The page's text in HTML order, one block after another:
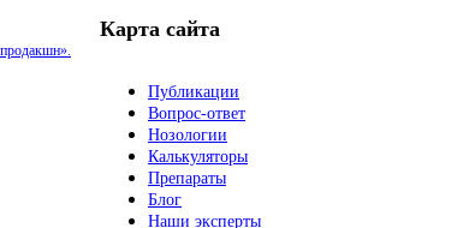
Карта сайта
Публикации
Вопрос-ответ
Нозологии
Калькуляторы
Препараты
Блог
Наши эксперты